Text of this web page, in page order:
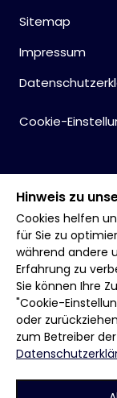
Sitemap
Impressum
Cookie-
Hinweis zu
Cookies helfen
für Sie zu
während andere
Erfahrung zu
Sie können Ihre
"Cookie-
oder
zum Betreiber